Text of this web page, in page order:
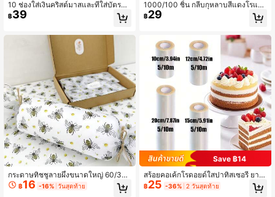
10 ช่องใส่เงินคริสต์มาสและที่ใส่บัตรขอ
งขวัญ - ลายซานตาคลอสสำหรับเทศก
าลวันหยุด ลายเกล็ดหิมะ ต้นไม้ และข้อ
หรับใส่เงินสดและบัตรกระดาษสีแดง เขี
ยว น้ำเงิน - เหมาะสำหรับคริสต์มาส วัน
เกิด วันขอบคุณพระเจ้า ถุงของขวัญคริส
ต์มาส ลายเทศกาล ภาพประกอบตกแต่ง
ของชำร่วย ลายเกล็ดหิมะ วัสดุที่ทนทาน
ผู้จัดงานกิจกรรม คริสต์มาส ของตกแต่ง
คริสต์มาส ชุดนอนคริสต์มาส ของขวัญ
คริสต์มาส ของตกแต่งคริสต์มาส
฿39
กระดาษทิชชูลายผึ้งขนาดใหญ่ 60/30/
10 แผ่น, กระดาษห่อของขวัญขนาด 50
*35 ซม., เหมาะสำหรับฤดูใบไม้ผลิ/ฤดูร้
฿16 -16% วันสุดท้าย
1000/100 ชิ้น กลีบกุหลาบสีแดงโรแม
นติก - พวงตกแต่งสำหรับงานแต่งงาน
และวันวาเลนไทน์ - ดอกไม้เทียมสำหรั
฿29
Save ฿14
สร้อยคอเค้กโรดอยด์ใสปาทิสเซอรี่ ยาว
20 ซม., โรดอยด์สำหรับขอบเค้กปาทิสเ
ซอรี่ที่ใช้ซ้ำได้ อะซิเตท สำหรับหุ้มเค้ก 1
฿25 -36% 2 วันสุดท้าย